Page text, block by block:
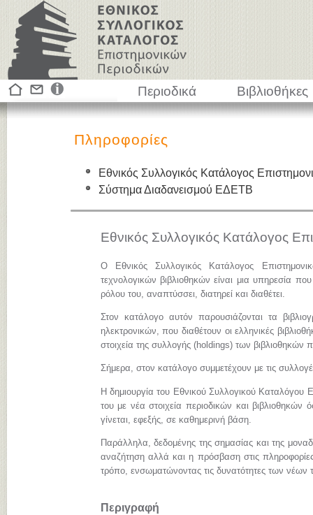
Περιοδικά Βιβλιοθήκες
Πληροφορίες
Εθνικός Συλλογικός Κατάλογος
Σύστημα Διαδανεισμού ΕΔΕΤΒ
Εθνικός Συλλογικός Κατάλογος
Ο Εθνικός Συλλογικός Κατάλογος
τεχνολογικών βιβλιοθηκών είναι μια υπηρεσία
ρόλου του, αναπτύσσει, διατηρεί και διαθέτει.
Στον κατάλογο αυτόν παρουσιάζονται τα
ηλεκτρονικών, που διαθέτουν οι ελληνικές
στοιχεία της συλλογής (holdings) των βιβλιοθηκών
Σήμερα, στον κατάλογο συμμετέχουν με τις
Η δημιουργία του Εθνικού Συλλογικού Καταλόγου
του με νέα στοιχεία περιοδικών και
γίνεται, εφεξής, σε καθημερινή βάση.
Παράλληλα, δεδομένης της σημασίας και της
αναζήτηση αλλά και η πρόσβαση στις
τρόπο, ενσωματώνοντας τις δυνατότητες των νέων
Περιγραφή